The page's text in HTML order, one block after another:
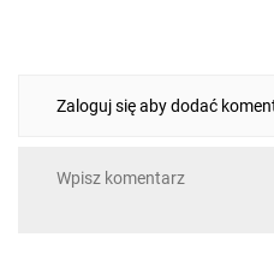
Zaloguj się aby dodać